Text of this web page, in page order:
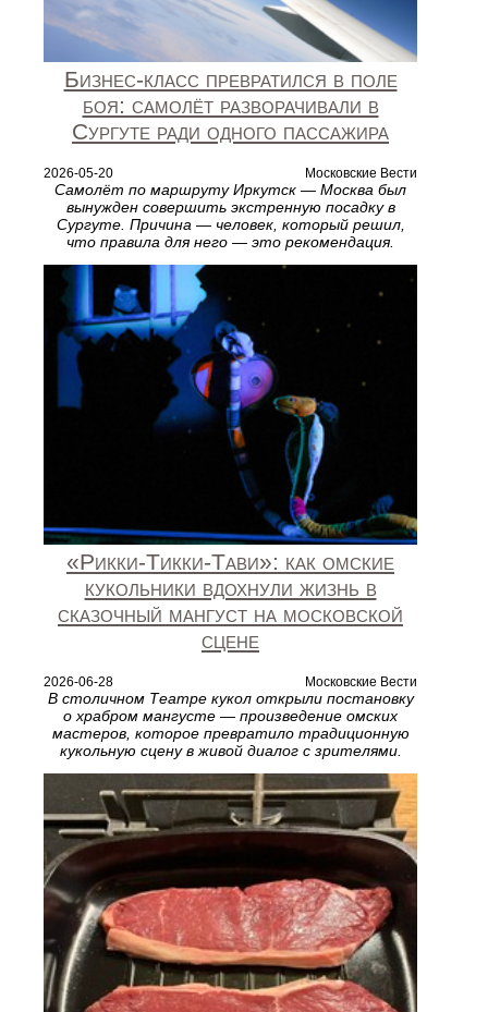
Бизнес-класс превратился в поле
боя: самолёт разворачивали в
Сургуте ради одного пассажира
2026-05-20 Московские Вести
Самолёт по маршруту Иркутск — Москва был
вынужден совершить экстренную посадку в
Сургуте. Причина — человек, который решил,
что правила для него — это рекомендация.
«Рикки‑Тикки‑Тави»: как омские
кукольники вдохнули жизнь в
сказочный мангуст на московской
сцене
2026-06-28 Московские Вести
В столичном Театре кукол открыли постановку
о храбром мангусте — произведение омских
мастеров, которое превратило традиционную
кукольную сцену в живой диалог с зрителями.